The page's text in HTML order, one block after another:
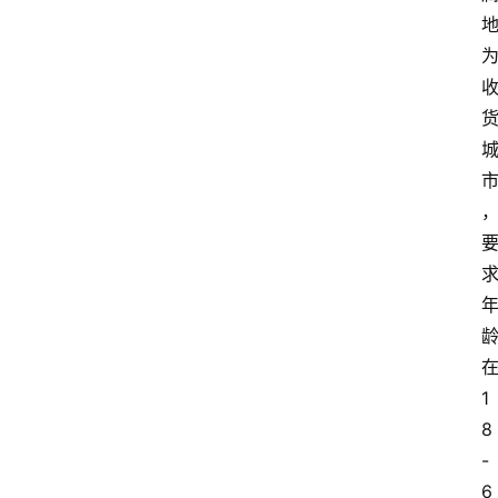
地
为
收
货
城
市
，
要
求
年
龄
在
1
8
-
6